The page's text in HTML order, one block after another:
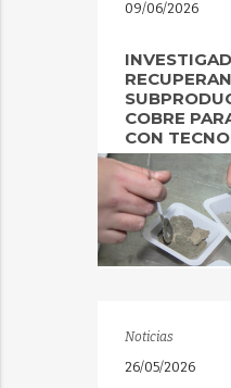
09/06/2026
RECUPERAN
COBRE
CON
Noticias
26/05/2026